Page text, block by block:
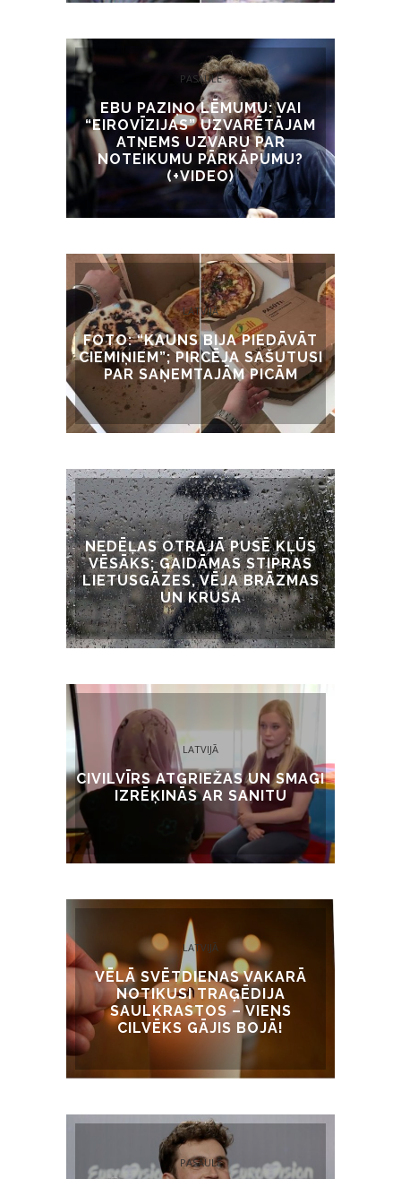
PASAULĒ
EBU PAZIŅO LĒMUMU: VAI
“EIROVĪZIJAS” UZVARĒTĀJAM
ATŅEMS UZVARU PAR
NOTEIKUMU PĀRKĀPUMU?
(+VIDEO)
LATVIJĀ
FOTO: “KAUNS BIJA PIEDĀVĀT
CIEMIŅIEM”; PIRCĒJA SAŠUTUSI
PAR SAŅEMTAJĀM PICĀM
LATVIJĀ
NEDĒĻAS OTRAJĀ PUSĒ KĻŪS
VĒSĀKS; GAIDĀMAS STIPRAS
LIETUSGĀZES, VĒJA BRĀZMAS
UN KRUSA
LATVIJĀ
CIVILVĪRS ATGRIEŽAS UN SMAGI
IZRĒĶINĀS AR SANITU
LATVIJĀ
VĒLĀ SVĒTDIENAS VAKARĀ
NOTIKUSI TRAĢĒDIJA
SAULKRASTOS – VIENS
CILVĒKS GĀJIS BOJĀ!
PASAULĒ